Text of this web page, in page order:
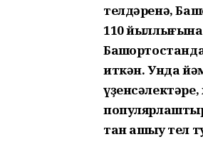
телдәренә,
110 йыллығына
иткән. Унда
тан ашыу тел